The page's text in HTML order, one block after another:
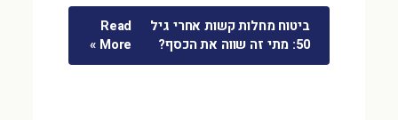
ביטוח מחלות קשות אחרי גיל
50: מתי זה שווה את הכסף?
Read
More »